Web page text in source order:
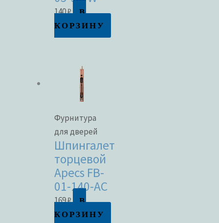
140₽
В
КОРЗИНУ
Фурнитура
для дверей
Шпингалет
торцевой
Apecs FB-
01-140-AC
169₽
В
КОРЗИНУ